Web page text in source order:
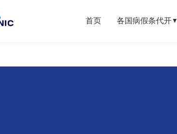
首页 各国病假条代开▼